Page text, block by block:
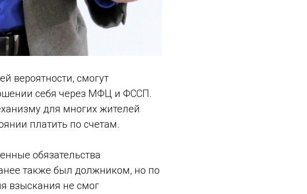
вероятности, смогут
себя через МФЦ и ФССП.
для многих жителей
платить по счетам.
обязательства
также был должником, но по
взыскания не смог